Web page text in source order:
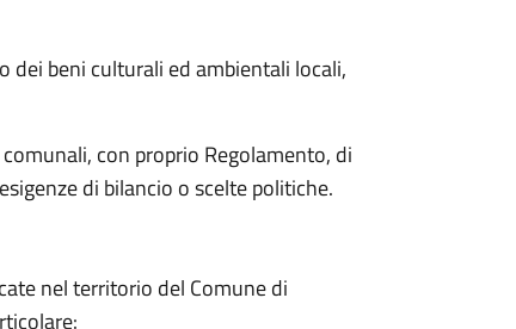
beni culturali ed ambientali locali,
con proprio Regolamento, di
di bilancio o scelte politiche.
nel territorio del Comune di